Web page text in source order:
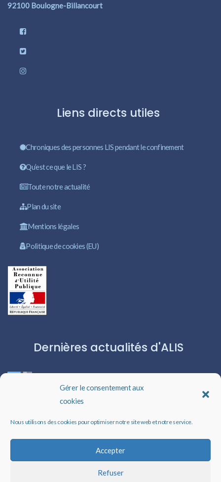
Gérer le consentement aux
cookies
Nous utilisons des cookies pour optimiser notre site web et notre service.
Accepter
Refuser
92100 Boulogne-Billancourt
Liens directs utiles
Chroniques des personnes LIS pendant le confinement
Qu’est ce que le LIS ?
Toute notre actualité
Plan du site
Mentions légales
Politique de cookies (EU)
Dernières actualités d'ALIS
Les livres audio : une porte ouverte sur l’évasion